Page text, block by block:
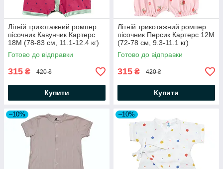
Літній трикотажний ромпер
пісочник Кавунчик Картерс
18М (78-83 см, 11.1-12.4 кг)
Готово до відправки
315 ₴ 420 ₴
Купити
Літній трикотажний ромпер
пісочник Персик Картерс 12М
(72-78 см, 9.3-11.1 кг)
Готово до відправки
315 ₴ 420 ₴
Купити
–10% –10%